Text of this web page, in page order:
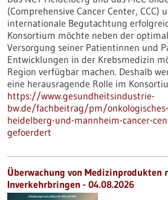
(Comprehensive Cancer Center, CCC)
internationale Begutachtung
Konsortium möchte neben der
Versorgung seiner Patientinnen und
Entwicklungen in der Krebsmedizin
Region verfügbar machen. Deshalb
eine herausragende Rolle im
https://www.gesundheitsindustrie-
bw.de/fachbeitrag/pm/
heidelberg-und-mannheim-cancer-
gefoerdert
Überwachung von Medizinprodukten
Inverkehrbringen - 04.08.2026